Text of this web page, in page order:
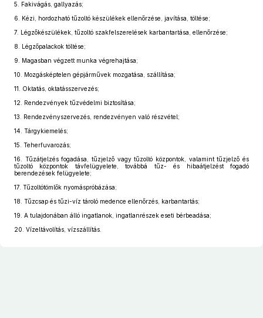
5.
Fakivágás, gallyazás;
6.
Kézi, hordozható tűzoltó készülékek ellenőrzése, javítása, töltése;
7. Légzőkészülékek, tűzoltó szakfelszerelések karbantartása, ellenőrzése;
8.
Légzőpalackok töltése;
9.
Magasban végzett munka végrehajtása;
10.
Mozgásképtelen gépjárművek mozgatása, szállítása;
11.
Oktatás, oktatásszervezés;
12.
Rendezvények tűzvédelmi biztosítása;
13.
Rendezvényszervezés, rendezvényen való részvétel;
14. Tárgykiemelés;
15. Teherfuvarozás;
16.
Tűzátjelzés fogadása, tűzjelző vagy tűzoltó központok, valamint tűzjelző és
tűzoltó központok távfelügyelete, továbbá tűz- és hibaátjelzést fogadó
berendezések felügyelete;
17. Tűzoltótömlők nyomáspróbázása;
18. Tűzcsap és tűzi-víz tároló medence ellenőrzés, karbantartás;
19. A tulajdonában álló ingatlanok, ingatlanrészek eseti bérbeadása;
20. Vízeltávolítás, vízszállítás.